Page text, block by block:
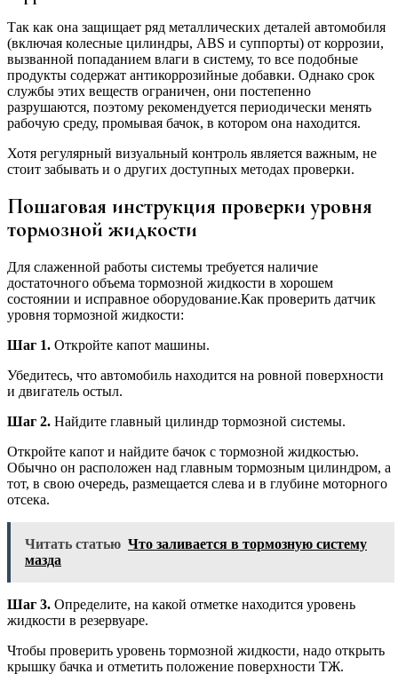
Так как она защищает ряд металлических деталей автомобиля
(включая колесные цилиндры, ABS и суппорты) от коррозии,
вызванной попаданием влаги в систему, то все подобные
продукты содержат антикоррозийные добавки. Однако срок
службы этих веществ ограничен, они постепенно
разрушаются, поэтому рекомендуется периодически менять
рабочую среду, промывая бачок, в котором она находится.
Хотя регулярный визуальный контроль является важным, не
стоит забывать и о других доступных методах проверки.
Пошаговая инструкция проверки уровня
тормозной жидкости
Для слаженной работы системы требуется наличие
достаточного объема тормозной жидкости в хорошем
состоянии и исправное оборудование.Как проверить датчик
уровня тормозной жидкости:
Шаг 1. Откройте капот машины.
Убедитесь, что автомобиль находится на ровной поверхности
и двигатель остыл.
Шаг 2. Найдите главный цилиндр тормозной системы.
Откройте капот и найдите бачок с тормозной жидкостью.
Обычно он расположен над главным тормозным цилиндром, а
тот, в свою очередь, размещается слева и в глубине моторного
отсека.
Читать статью Что заливается в тормозную систему
мазда
Шаг 3. Определите, на какой отметке находится уровень
жидкости в резервуаре.
Чтобы проверить уровень тормозной жидкости, надо открыть
крышку бачка и отметить положение поверхности ТЖ.